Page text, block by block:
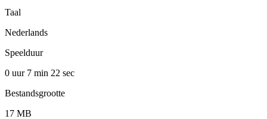
Taal
Nederlands
Speelduur
0 uur 7 min 22 sec
Bestandsgrootte
17 MB